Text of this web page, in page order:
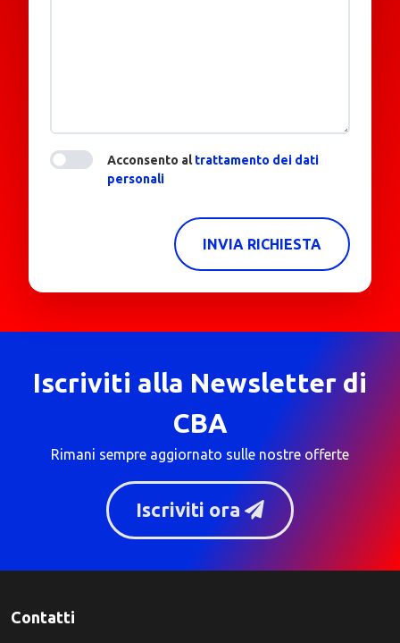
Acconsento altrattamento dei dati
personali
INVIA RICHIESTA
Iscriviti alla Newsletter di
CBA
Rimani sempre aggiornato sulle nostre offerte
Iscriviti ora
Contatti